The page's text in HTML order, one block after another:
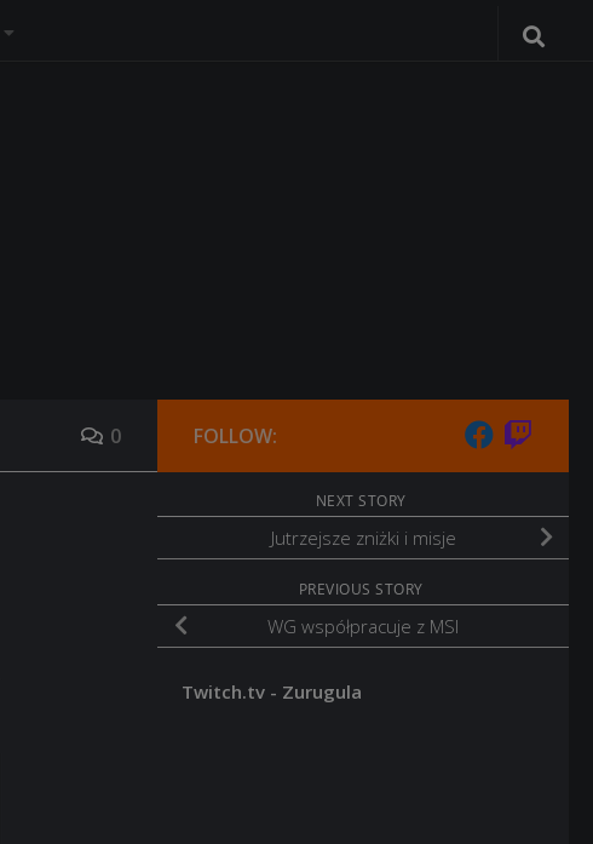
0 FOLLOW:
NEXT STORY
Jutrzejsze zniżki i misje
PREVIOUS STORY
WG współpracuje z MSI
Twitch.tv - Zurugula